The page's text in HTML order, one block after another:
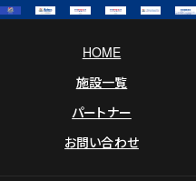
HOME
施設一覧
パートナー
お問い合わせ